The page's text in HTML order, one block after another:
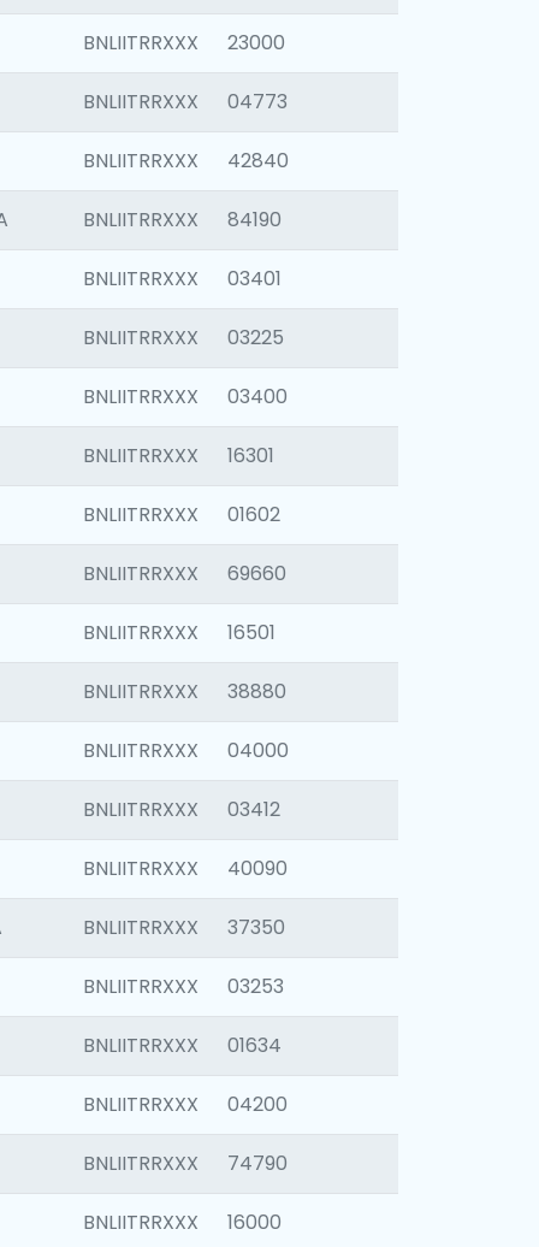
BNLIITRRXXX 23000
BNLIITRRXXX 04773
BNLIITRRXXX 42840
BNLIITRRXXX 84190
BNLIITRRXXX 03401
BNLIITRRXXX 03225
BNLIITRRXXX 03400
BNLIITRRXXX 16301
BNLIITRRXXX 01602
BNLIITRRXXX 69660
BNLIITRRXXX 16501
BNLIITRRXXX 38880
BNLIITRRXXX 04000
BNLIITRRXXX 03412
BNLIITRRXXX 40090
BNLIITRRXXX 37350
BNLIITRRXXX 03253
BNLIITRRXXX 01634
BNLIITRRXXX 04200
BNLIITRRXXX 74790
BNLIITRRXXX 16000